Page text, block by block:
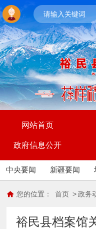
网站首页
政府信息公开
中央要闻 新疆要闻
您的位置： 首页 > 政务
裕民县档案馆